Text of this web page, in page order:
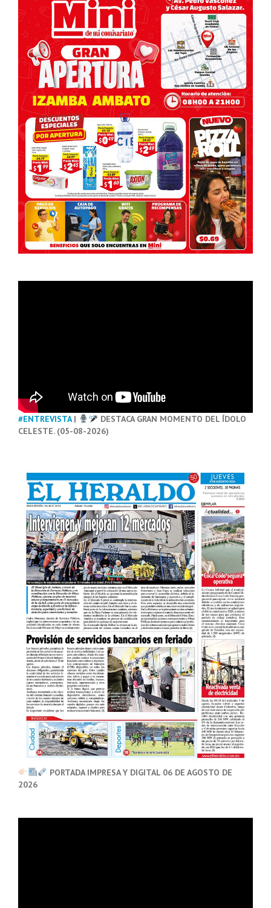
#ENTREVISTA|
DESTACA GRAN MOMENTO DEL ÍDOLO
CELESTE. (05-08-2026)
PORTADA IMPRESA Y DIGITAL 06 DE AGOSTO DE
2026